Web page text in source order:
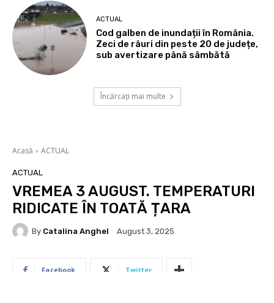
ACTUAL
Cod galben de inundații în România.
Zeci de râuri din peste 20 de județe,
sub avertizare până sâmbătă
Încărcați mai multe